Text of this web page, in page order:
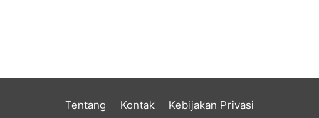
Tentang Kontak Kebijakan Privasi